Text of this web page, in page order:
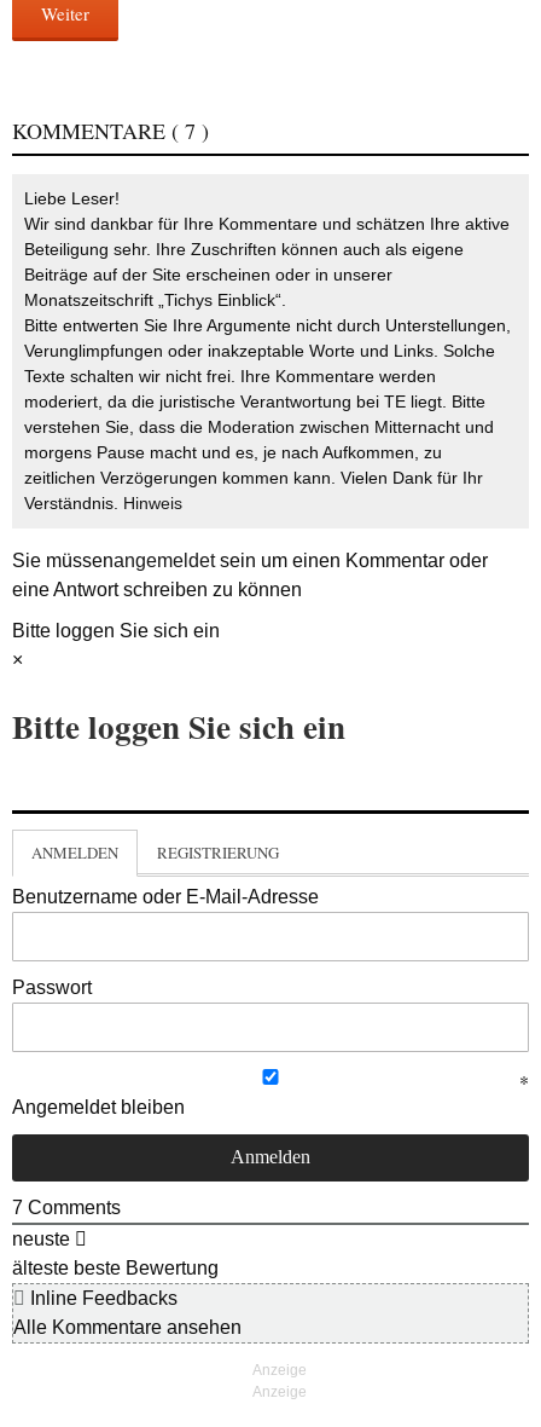
Weiter
KOMMENTARE ( 7 )
Liebe Leser!
Wir sind dankbar für Ihre Kommentare und schätzen Ihre aktive
Beteiligung sehr. Ihre Zuschriften können auch als eigene
Beiträge auf der Site erscheinen oder in unserer
Monatszeitschrift „Tichys Einblick“.
Bitte entwerten Sie Ihre Argumente nicht durch Unterstellungen,
Verunglimpfungen oder inakzeptable Worte und Links. Solche
Texte schalten wir nicht frei. Ihre Kommentare werden
moderiert, da die juristische Verantwortung bei TE liegt. Bitte
verstehen Sie, dass die Moderation zwischen Mitternacht und
morgens Pause macht und es, je nach Aufkommen, zu
zeitlichen Verzögerungen kommen kann. Vielen Dank für Ihr
Verständnis. Hinweis
Sie müssenangemeldetsein um einen Kommentar oder
eine Antwort schreiben zu können
Bitte loggen Sie sich ein
×
Bitte loggen Sie sich ein
ANMELDEN REGISTRIERUNG
Benutzername oder E-Mail-Adresse
Passwort
Angemeldet bleiben
7 Comments
neuste
älteste beste Bewertung
Inline Feedbacks
Alle Kommentare ansehen